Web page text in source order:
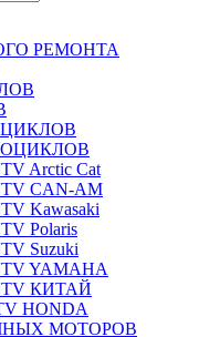
РЕМОНТА
Arctic Cat
CAN-AM
Kawasaki
Polaris
Suzuki
YAMAHA
КИТАЙ
HONDA
МОТОРОВ